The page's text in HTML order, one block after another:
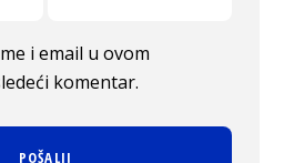
i email u ovom
komentar.